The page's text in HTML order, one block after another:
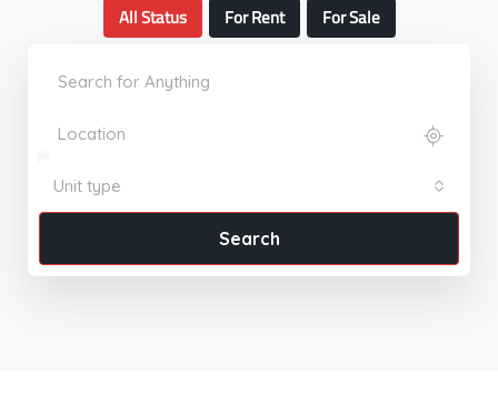
All Status For Rent For Sale
Unit type
Search